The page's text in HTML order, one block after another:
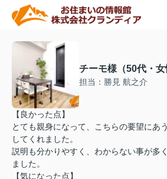
チーモ様（50代・女
担当：勝見 航之介
【良かった点】
とても親身になって、こちらの要望にあ
してくれました。
説明も分かりやすく、わからない事が多
ました。
【気になった点】